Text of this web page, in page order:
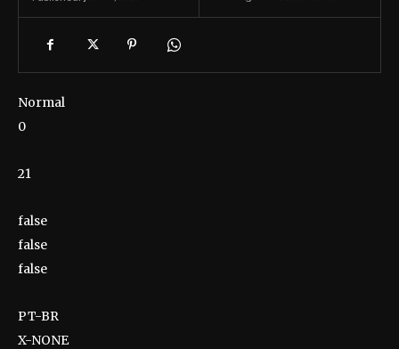
Normal
0
21
false
false
false
PT-BR
X-NONE